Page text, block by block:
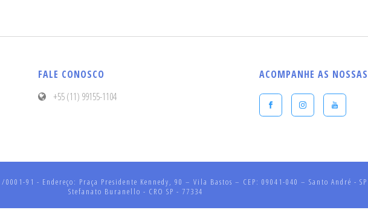
FALE CONOSCO
+55 (11) 99155-1104
ACOMPANHE AS
0001-91 - Endereço: Praça Presidente Kennedy, 90 – Vila Bastos – CEP: 09041-040 – Santo André -
Stefanato Buranello - CRO SP - 77334